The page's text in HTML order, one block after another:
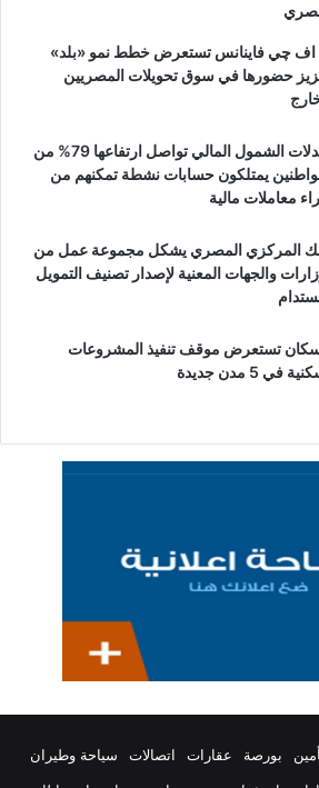
اف چي فاينانس تستعرض خطط نمو «بلد»
حضورها في سوق تحويلات المصريين
معدلات الشمول المالي تواصل ارتفاعها 79% من
يمتلكون حسابات نشطة تمكنهم من
معاملات مالية
المركزي المصري يشكل مجموعة عمل من
والجهات المعنية لإصدار تصنيف التمويل
تستعرض موقف تنفيذ المشروعات
في 5 مدن جديدة
بورصة عقارات اتصالات
سياحة وطيران